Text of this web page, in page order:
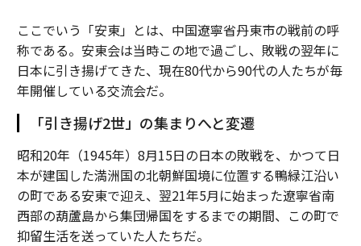
ここでいう「安東」とは、中国遼寧省丹東市の戦前の呼
称である。安東会は当時この地で過ごし、敗戦の翌年に
日本に引き揚げてきた、現在80代から90代の人たちが毎
年開催している交流会だ。
「引き揚げ2世」の集まりへと変遷
昭和20年（1945年）8月15日の日本の敗戦を、かつて日
本が建国した満洲国の北朝鮮国境に位置する鴨緑江沿い
の町である安東で迎え、翌21年5月に始まった遼寧省南
西部の葫蘆島から集団帰国をするまでの期間、この町で
抑留生活を送っていた人たちだ。